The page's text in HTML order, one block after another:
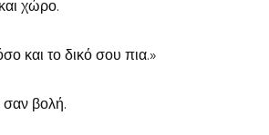
χώρο.
και το δικό σου πια.»
σαν βολή.